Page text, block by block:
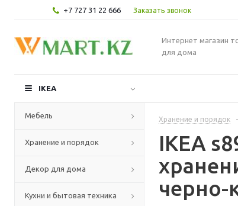
+7 727 31 22 666 Заказать звонок
Интернет магазин
для дома
IKEA
Мебель
Хранение и порядок
Декор для дома
Кухни и бытовая техника
Хранение и порядок -
IKEA
черно-